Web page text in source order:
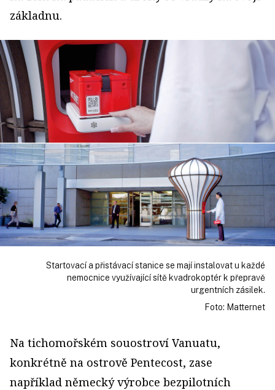
základnu.
Startovací a přistávací stanice se mají instalovat u každé
nemocnice využívající sítě kvadrokoptér k přepravě
urgentních zásilek.
Foto: Matternet
Na tichomořském souostroví Vanuatu,
konkrétně na ostrově Pentecost, zase
například německý výrobce bezpilotních